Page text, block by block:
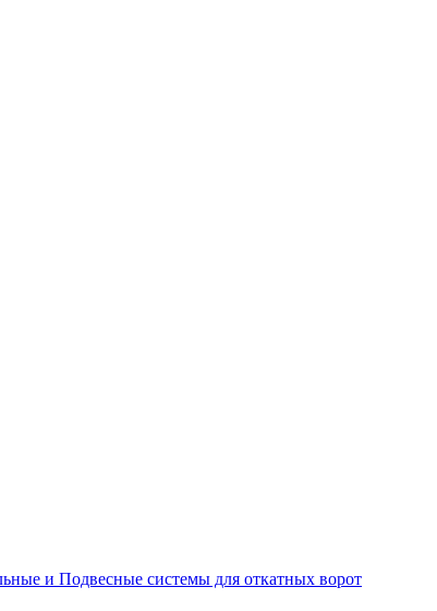
и Подвесные системы для откатных ворот